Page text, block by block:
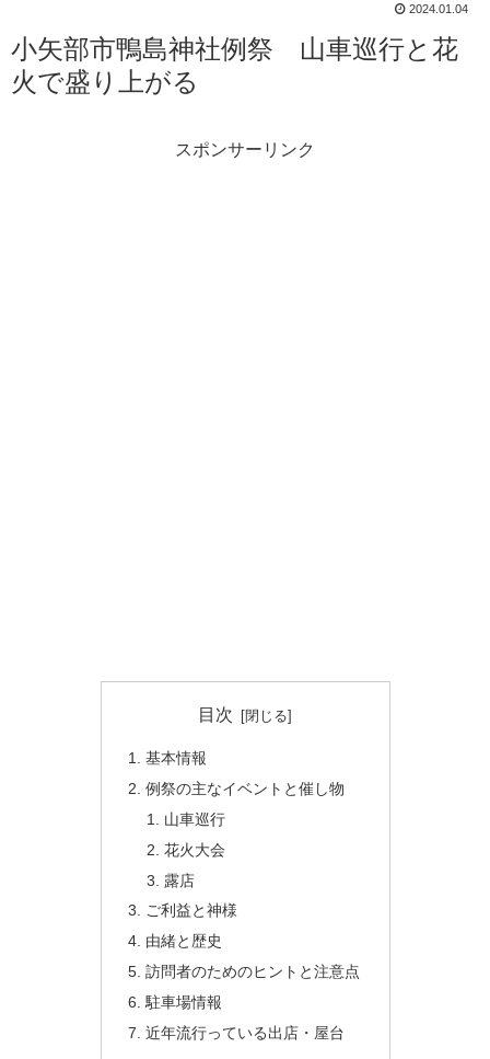
2024.01.04
小矢部市鴨島神社例祭 山車巡行と花
火で盛り上がる
スポンサーリンク
目次
基本情報
例祭の主なイベントと催し物
山車巡行
花火大会
露店
ご利益と神様
由緒と歴史
訪問者のためのヒントと注意点
駐車場情報
近年流行っている出店・屋台